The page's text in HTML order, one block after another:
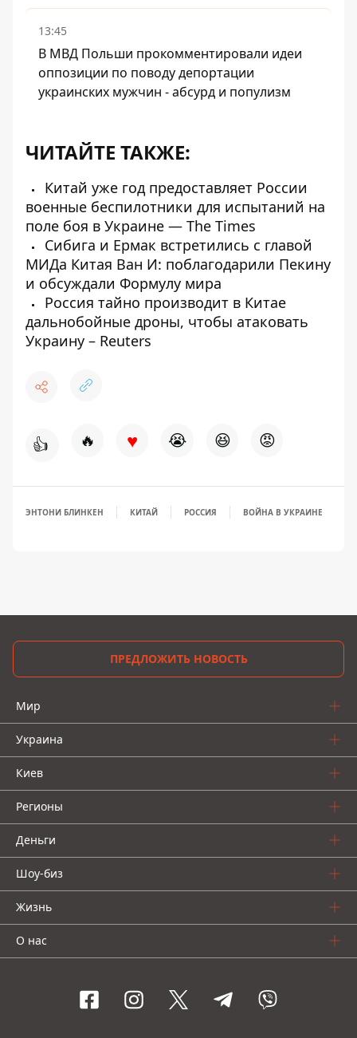
13:45
В МВД Польши прокомментировали идеи
оппозиции по поводу депортации
украинских мужчин - абсурд и популизм
ЧИТАЙТЕ ТАКЖЕ:
Китай уже год предоставляет России
военные беспилотники для испытаний на
поле боя в Украине — The Times
Сибига и Ермак встретились с главой
МИДа Китая Ван И: поблагодарили Пекину
и обсуждали Формулу мира
Россия тайно производит в Китае
дальнобойные дроны, чтобы атаковать
Украину – Reuters
👍 🔥 ♥ 😭 😆 😡
ЭНТОНИ БЛИНКЕН КИТАЙ РОССИЯ ВОЙНА В УКРАИНЕ
ПРЕДЛОЖИТЬ НОВОСТЬ
Мир
Украина
Киев
Регионы
Деньги
Шоу-биз
Жизнь
О нас